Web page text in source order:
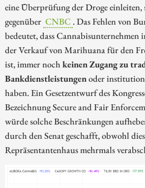
eine Überprüfung der Droge einleiten,
gegenüber CNBC . Das Fehlen von
bedeutet, dass Cannabisunternehmen
der Verkauf von Marihuana für den
ist, immer nochkeinen Zugang zu
Bankdienstleistungenoder
haben. Ein Gesetzentwurf des
Bezeichnung Secure and Fair
würde solche Beschränkungen
durch den Senat geschafft, obwohl
Repräsentantenhaus mehrmals